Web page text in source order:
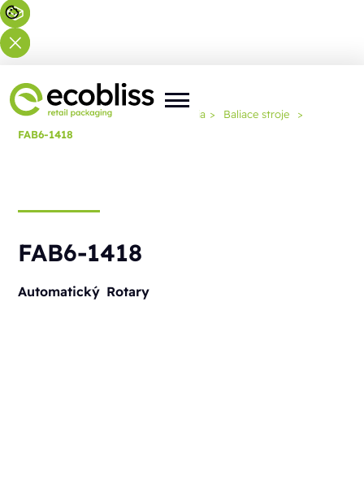
Nachádzate sa tu: Domov Riešenia > Baliace stroje
>
FAB6-1418
FAB6-1418
Automatický Rotary